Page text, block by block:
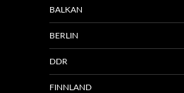
BALKAN
BERLIN
DDR
FINNLAND